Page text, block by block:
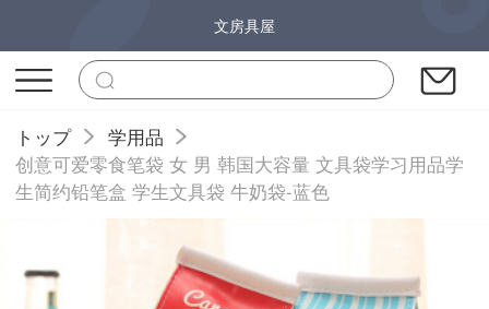
文房具屋
トップ
学用品
创意可爱零食笔袋 女 男 韩国大容量 文具袋学习用品学
生简约铅笔盒 学生文具袋 牛奶袋-蓝色